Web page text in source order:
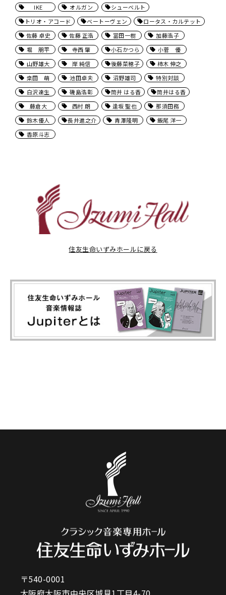
IKE オルガン
シューベルト
トリオ・アコード
ベートーヴェン
ロータス・カルテット
佐藤 卓史
佐藤 正浩 冨田一樹
加藤浩子
堀 朋平
寺西 肇 小石かつら
小菅 優
山野雄大
岸 純信 後藤菜穂子
柿木 伸之
桒田 萌
池田卓夫 沼野雄司
特別対談
白沢達生
磯島浩彰 筒井 はる香
筒井はる香
藤倉大
西村 朗 逢坂 聖也
那須田務
鈴木優人
長井進之介 青澤隆明
飯尾 洋一
香原斗志
住友生命いずみホールに戻る
〒540-0001